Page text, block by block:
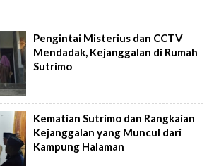
Pengintai Misterius dan CCTV
Mendadak, Kejanggalan di Rumah
Sutrimo
Kematian Sutrimo dan Rangkaian
Kejanggalan yang Muncul dari
Kampung Halaman